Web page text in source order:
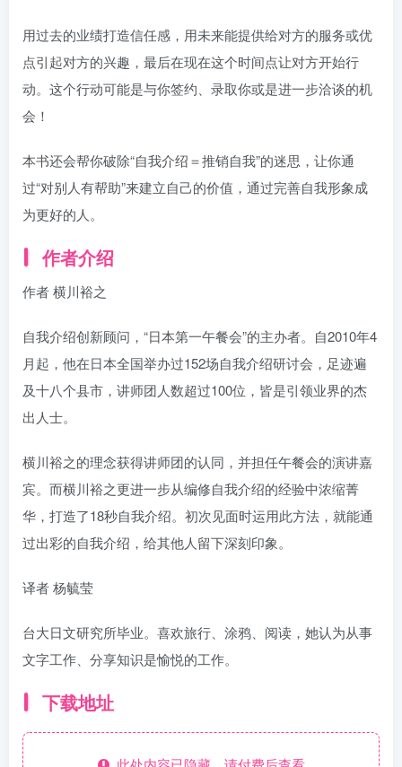
用过去的业绩打造信任感，用未来能提供给对方的服务或优
点引起对方的兴趣，最后在现在这个时间点让对方开始行
动。这个行动可能是与你签约、录取你或是进一步洽谈的机
会！
本书还会帮你破除“自我介绍＝推销自我”的迷思，让你通
过“对别人有帮助”来建立自己的价值，通过完善自我形象成
为更好的人。
作者介绍
作者 横川裕之
自我介绍创新顾问，“日本第一午餐会”的主办者。自2010年4
月起，他在日本全国举办过152场自我介绍研讨会，足迹遍
及十八个县市，讲师团人数超过100位，皆是引领业界的杰
出人士。
横川裕之的理念获得讲师团的认同，并担任午餐会的演讲嘉
宾。而横川裕之更进一步从编修自我介绍的经验中浓缩菁
华，打造了18秒自我介绍。初次见面时运用此方法，就能通
过出彩的自我介绍，给其他人留下深刻印象。
译者 杨毓莹
台大日文研究所毕业。喜欢旅行、涂鸦、阅读，她认为从事
文字工作、分享知识是愉悦的工作。
下载地址